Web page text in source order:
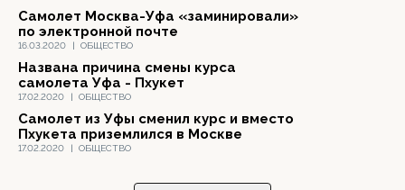
16.03.2020 | ОБЩЕСТВО
Самолет Москва-Уфа «заминировали»
по электронной почте
17.02.2020 | ОБЩЕСТВО
Названа причина смены курса
самолета Уфа - Пхукет
17.02.2020 | ОБЩЕСТВО
Самолет из Уфы сменил курс и вместо
Пхукета приземлился в Москве